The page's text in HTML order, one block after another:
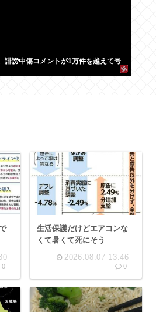
誹謗中傷コメントが1万件を越えて号
0
生活保護だけどエアコンな
くて暑くて死にそう
2026.08.07 13:46
0